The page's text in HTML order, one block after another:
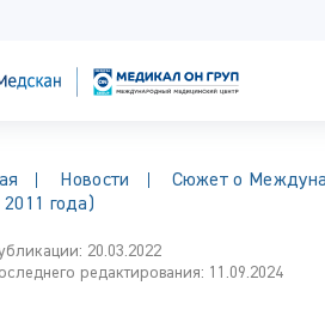
Новости
Сюжет о
года)
20.03.2022
редактирования: 11.09.2024